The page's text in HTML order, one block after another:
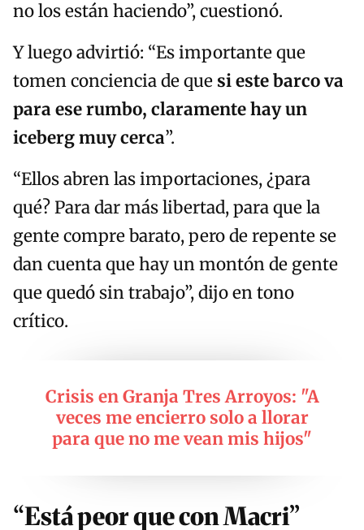
no los están haciendo”, cuestionó.
Y luego advirtió: “Es importante que
tomen conciencia de que si este barco va
para ese rumbo, claramente hay un
iceberg muy cerca”.
“Ellos abren las importaciones, ¿para
qué? Para dar más libertad, para que la
gente compre barato, pero de repente se
dan cuenta que hay un montón de gente
que quedó sin trabajo”, dijo en tono
crítico.
Crisis en Granja Tres Arroyos: "A
veces me encierro solo a llorar
para que no me vean mis hijos"
“Está peor que con Macri”